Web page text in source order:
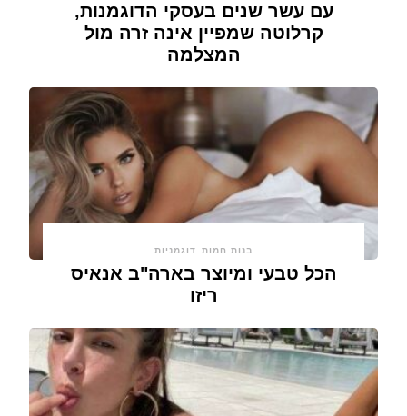
עם עשר שנים בעסקי הדוגמנות,
קרלוטה שמפיין אינה זרה מול
המצלמה
בנות חמות דוגמניות
הכל טבעי ומיוצר בארה"ב אנאיס
ריזו